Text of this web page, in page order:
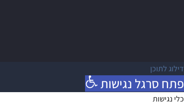
דילוג לתוכן
פתח סרגל נגישות
כלי נגישות